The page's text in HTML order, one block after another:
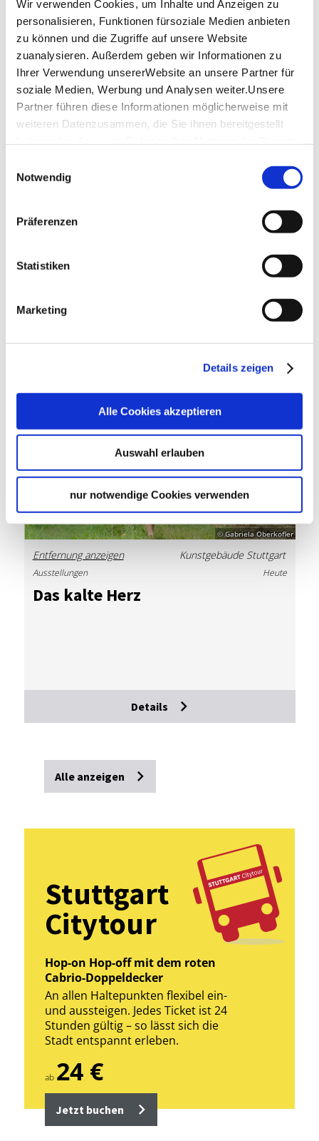
Wir verwenden Cookies, um Inhalte und Anzeigen zu
personalisieren, Funktionen fürsoziale Medien anbieten
zu können und die Zugriffe auf unsere Website
zuanalysieren. Außerdem geben wir Informationen zu
Ihrer Verwendung unsererWebsite an unsere Partner für
soziale Medien, Werbung und Analysen weiter.Unsere
Partner führen diese Informationen möglicherweise mit
weiteren Datenzusammen, die Sie ihnen bereitgestellt
Impressum
Notwendig
Präferenzen
Statistiken
Marketing
Details zeigen
Alle Cookies akzeptieren
Auswahl erlauben
nur notwendige Cookies verwenden
Kunstmuseum Stuttgart
Kleiner Schlossplatz 1
70173 Stuttgart
Telefon:
+49 (0)711 216 196 00
Mail:info@kunstmuseum-stuttgart.de
Website:www.kunstmuseum-stuttgart.de
Planen Sie Ihre Anreise
Google Maps
Veranstaltungen im
© Gabriela Oberkofler
Highlight
Entfernung anzeigen Kunstgebäude Stuttgart
Das kal­te Herz
Ausstellungen Heute
Details
Alle anzeigen
Stuttgart
Citytour
Hop-on Hop-off mit dem roten
Cabrio-Doppeldecker
An allen Haltepunkten flexibel ein-
und aussteigen. Jedes Ticket ist 24
Stunden gültig – so lässt sich die
Stadt entspannt erleben.
ab 24 €
Jetzt buchen